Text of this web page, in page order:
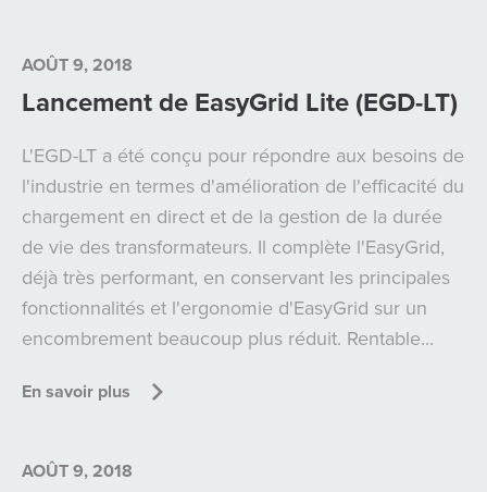
AOÛT 9, 2018
Lancement de EasyGrid Lite (EGD-LT)
L'EGD-LT a été conçu pour répondre aux besoins de
l'industrie en termes d'amélioration de l'efficacité du
chargement en direct et de la gestion de la durée
de vie des transformateurs. Il complète l'EasyGrid,
déjà très performant, en conservant les principales
fonctionnalités et l'ergonomie d'EasyGrid sur un
encombrement beaucoup plus réduit. Rentable...
En savoir plus
AOÛT 9, 2018